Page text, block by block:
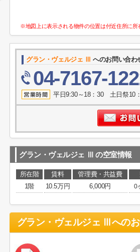
※地図上に表示される物件の位置は付近住所に所
グラン・ヴェルジェ Ⅲ へのお問い合わ
04-7167-
平日9:30～18：30 土日祭10
グラン・ヴェルジェ Ⅲ の空室情報
所在階 賃料 管理費・共益費
1階
10.5万円 6,000円 0
グラン・ヴェルジェ Ⅲ への